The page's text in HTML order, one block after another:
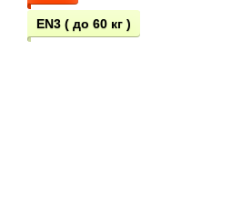
EN3 ( до 60 кг )